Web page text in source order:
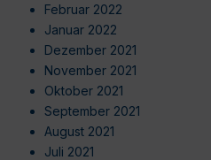
Februar 2022
Januar 2022
Dezember 2021
November 2021
Oktober 2021
September 2021
August 2021
Juli 2021